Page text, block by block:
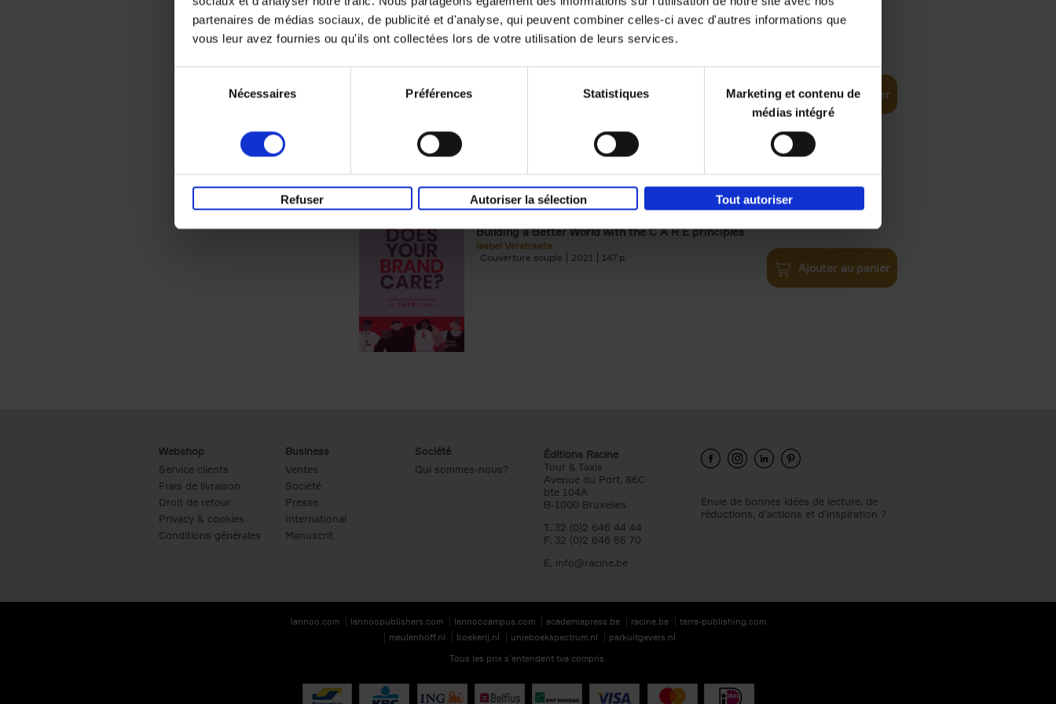
partenaires de médias sociaux, de publicité et d'analyse, qui peuvent combiner celles-ci avec d'autres informations que
vous leur avez fournies ou qu'ils ont collectées lors de votre utilisation de leurs services.
Nécessaires Préférences Statistiques
Marketing et contenu de
médias intégré
Refuser Autoriser la sélection Tout autoriser
Digital marketing like a PRO -
completely revised edition
Ajouter au panier
Does Your Brand Care?
Building a Better World with the C A R E principles
Isabel Verstraete
Couverture souple
2021 147
€34,99
Ajouter au panier
Webshop
Service clients
Frais de livraison
Droit de retour
Privacy & cookies
Conditions générales
Business
Ventes
Société
Presse
International
Manuscrit
Société
Qui sommes-nous?
Éditions Racine
Tour & Taxis
Avenue du Port, 86C
bte 104A
B-1000 Bruxelles
T. 32 (0)2 646 44 44
F. 32 (0)2 646 55 70
E. info@racine.be
Envie de bonnes idées de lecture, de
réductions, d’actions et d’inspiration ?
lannoo.com lannoopublishers.com lannoocampus.com academiapress.be racine.be
terra-publishing.com
meulenhoff.nl
boekerij.nl unieboekspectrum.nl
parkuitgevers.nl
Tous les prix s’entendent tva compris.